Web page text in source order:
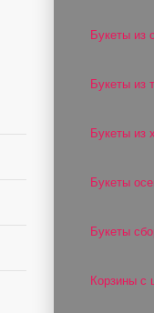
Букеты из
Букеты из
Букеты из
Букеты
Букеты
Корзины с